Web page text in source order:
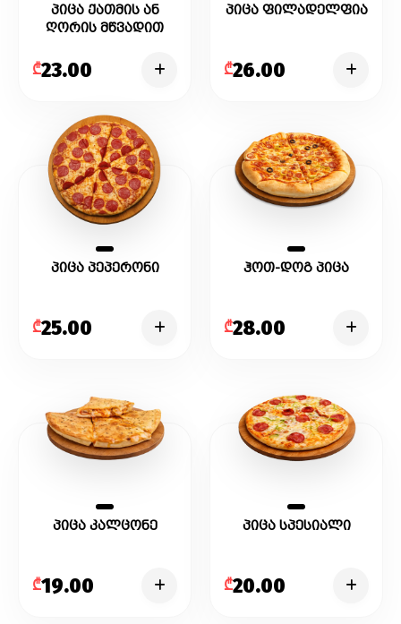
პიცა ქათმის ან
ღორის მწვადით
₾23.00
პიცა ფილადელფია
₾26.00
პიცა პეპერონი
₾25.00
ჰოთ-დოგ პიცა
₾28.00
პიცა კალცონე
₾19.00
პიცა სპესიალი
₾20.00